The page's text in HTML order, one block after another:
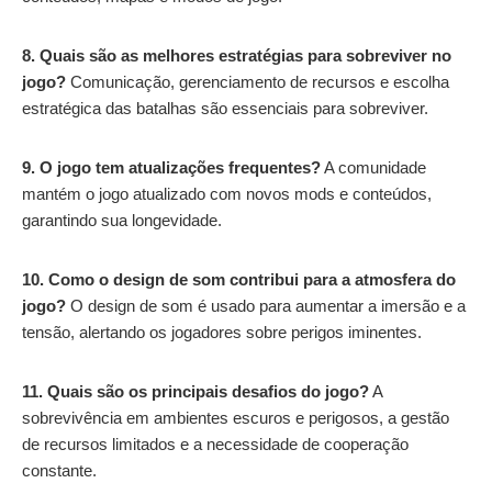
8. Quais são as melhores estratégias para sobreviver no
jogo? Comunicação, gerenciamento de recursos e escolha
estratégica das batalhas são essenciais para sobreviver.
9. O jogo tem atualizações frequentes?A comunidade
mantém o jogo atualizado com novos mods e conteúdos,
garantindo sua longevidade.
10. Como o design de som contribui para a atmosfera do
jogo? O design de som é usado para aumentar a imersão e a
tensão, alertando os jogadores sobre perigos iminentes.
11. Quais são os principais desafios do jogo?A
sobrevivência em ambientes escuros e perigosos, a gestão
de recursos limitados e a necessidade de cooperação
constante.